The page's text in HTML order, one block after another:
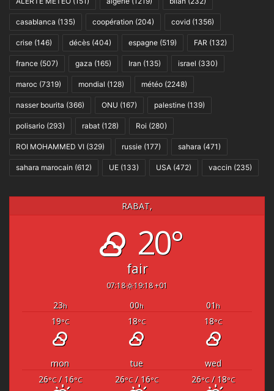
casablanca (135) coopération (204) covid (1356)
crise (146) décès (404) espagne (519) FAR (132)
france (507) gaza (165) Iran (135) israel (330)
maroc (7319) mondial (128) météo (2248)
nasser bourita (366) ONU (167) palestine (139)
polisario (293) rabat (128) Roi (280)
ROI MOHAMMED VI (329) russie (177) sahara (471)
sahara marocain (612) UE (133) USA (472) vaccin (235)
RABAT,
20°
fair
07:18 19:18 +01
23h 00h 01 h
19°C 18°C 18°C
mon tue
wed
26°C/ 16°C 26°C/ 16°C 26°C/ 18°C